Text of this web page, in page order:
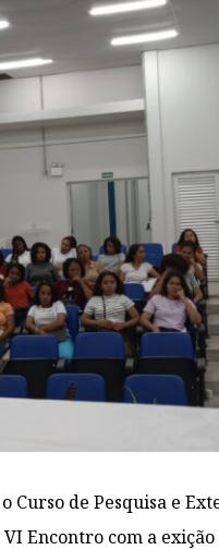
de Pesquisa e
VI Encontro com a